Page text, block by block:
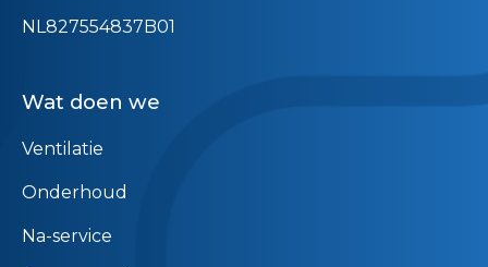
NL827554837B01
Wat doen we
Ventilatie
Onderhoud
Na-service